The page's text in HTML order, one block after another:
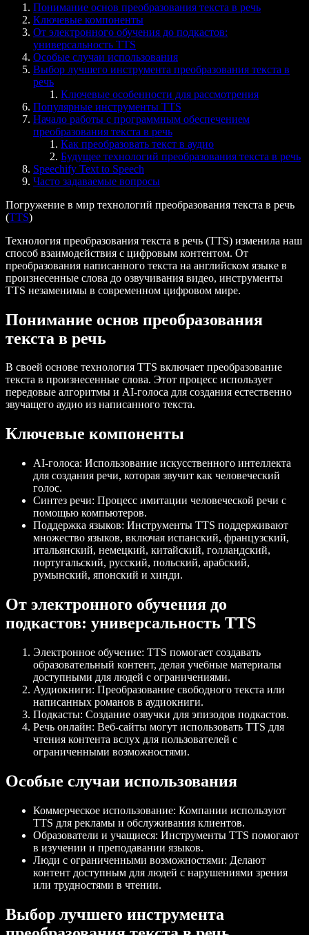
Понимание основ преобразования текста в речь
Ключевые компоненты
От электронного обучения до подкастов:
универсальность TTS
Особые случаи использования
Выбор лучшего инструмента преобразования текста в
речь
Ключевые особенности для рассмотрения
Популярные инструменты TTS
Начало работы с программным обеспечением
преобразования текста в речь
Как преобразовать текст в аудио
Будущее технологий преобразования текста в речь
Speechify Text to Speech
Часто задаваемые вопросы
Погружение в мир технологий преобразования текста в речь
(TTS)
Технология преобразования текста в речь (TTS) изменила наш
способ взаимодействия с цифровым контентом. От
преобразования написанного текста на английском языке в
произнесенные слова до озвучивания видео, инструменты
TTS незаменимы в современном цифровом мире.
Понимание основ преобразования
текста в речь
В своей основе технология TTS включает преобразование
текста в произнесенные слова. Этот процесс использует
передовые алгоритмы и AI-голоса для создания естественно
звучащего аудио из написанного текста.
Ключевые компоненты
AI-голоса: Использование искусственного интеллекта
для создания речи, которая звучит как человеческий
голос.
Синтез речи: Процесс имитации человеческой речи с
помощью компьютеров.
Поддержка языков: Инструменты TTS поддерживают
множество языков, включая испанский, французский,
итальянский, немецкий, китайский, голландский,
португальский, русский, польский, арабский,
румынский, японский и хинди.
От электронного обучения до
подкастов: универсальность TTS
Электронное обучение: TTS помогает создавать
образовательный контент, делая учебные материалы
доступными для людей с ограничениями.
Аудиокниги: Преобразование свободного текста или
написанных романов в аудиокниги.
Подкасты: Создание озвучки для эпизодов подкастов.
Речь онлайн: Веб-сайты могут использовать TTS для
чтения контента вслух для пользователей с
ограниченными возможностями.
Особые случаи использования
Коммерческое использование: Компании используют
TTS для рекламы и обслуживания клиентов.
Образователи и учащиеся: Инструменты TTS помогают
в изучении и преподавании языков.
Люди с ограниченными возможностями: Делают
контент доступным для людей с нарушениями зрения
или трудностями в чтении.
Выбор лучшего инструмента